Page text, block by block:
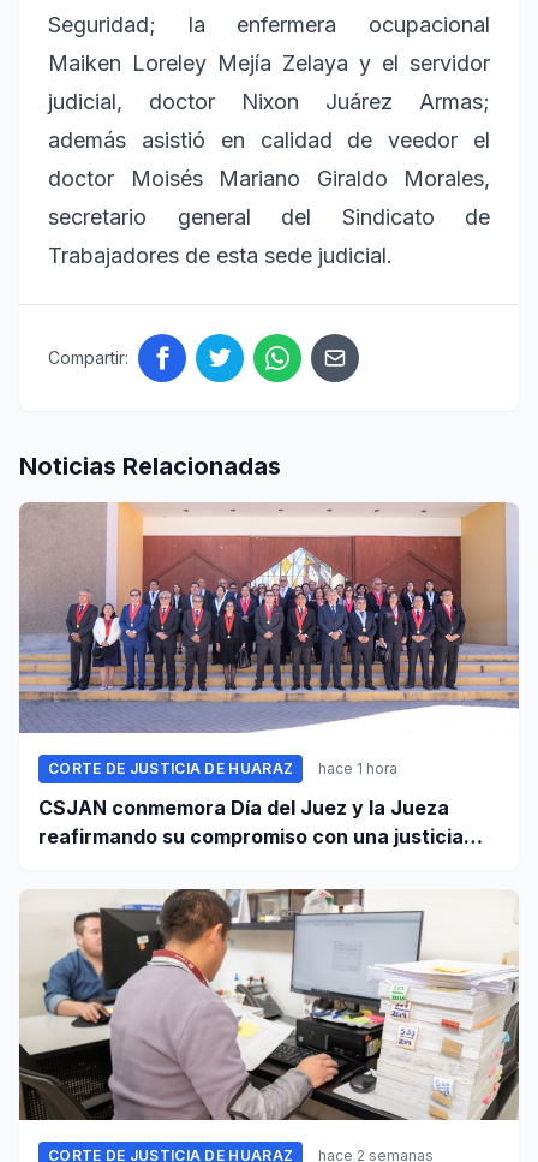
Seguridad; la enfermera ocupacional
Maiken Loreley Mejía Zelaya y el servidor
judicial, doctor Nixon Juárez Armas;
además asistió en calidad de veedor el
doctor Moisés Mariano Giraldo Morales,
secretario general del Sindicato de
Trabajadores de esta sede judicial.
Compartir:
Noticias Relacionadas
CORTE DE JUSTICIA DE HUARAZ hace 1 hora
CSJAN conmemora Día del Juez y la Jueza
reafirmando su compromiso con una justicia
CORTE DE JUSTICIA DE HUARAZ hace 2 semanas